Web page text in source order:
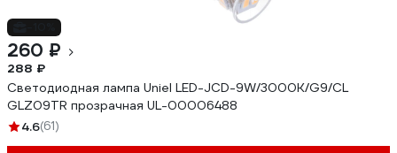
260 ₽
288 ₽
Светодиодная лампа Uniel LED-JCD-9W/3000K/G9/CL
GLZ09TR прозрачная UL-00006488
4.6(61)